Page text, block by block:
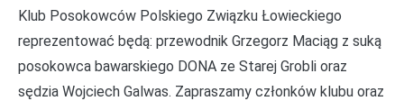
Klub Posokowców Polskiego Związku Łowieckiego
reprezentować będą: przewodnik Grzegorz Maciąg z suką
posokowca bawarskiego DONA ze Starej Grobli oraz
sędzia Wojciech Galwas. Zapraszamy członków klubu oraz